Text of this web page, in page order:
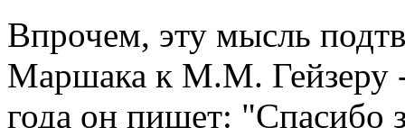
Впрочем, эту мысль
Маршака к М.М. Гейзеру
года он пишет: "Спасибо